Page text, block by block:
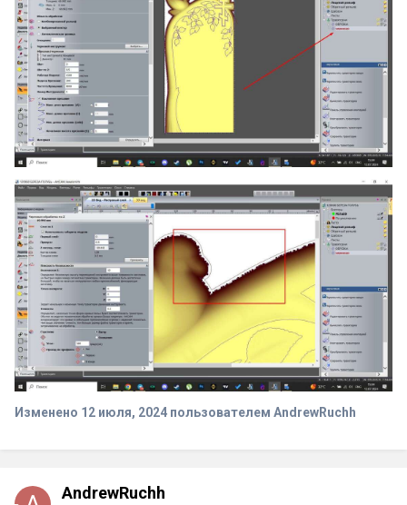
Изменено 12 июля, 2024 пользователем AndrewRuchh
AndrewRuchh